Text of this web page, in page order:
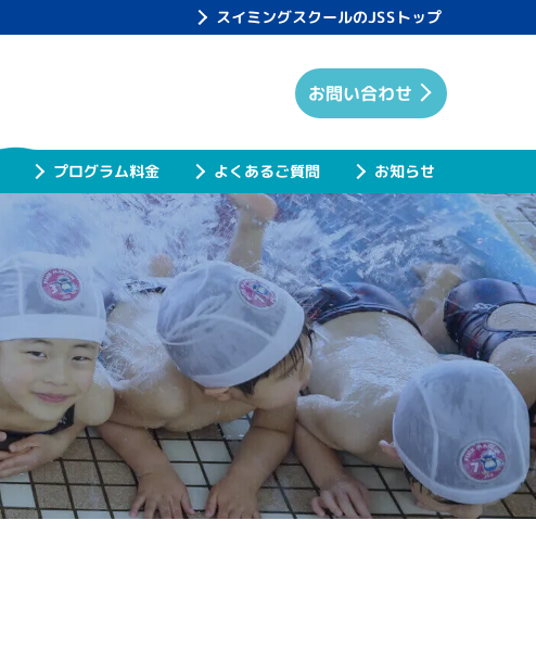
スイミングスクールのJSSトップ
プログラム料金 よくあるご質問 お知らせ
お問い合わせ